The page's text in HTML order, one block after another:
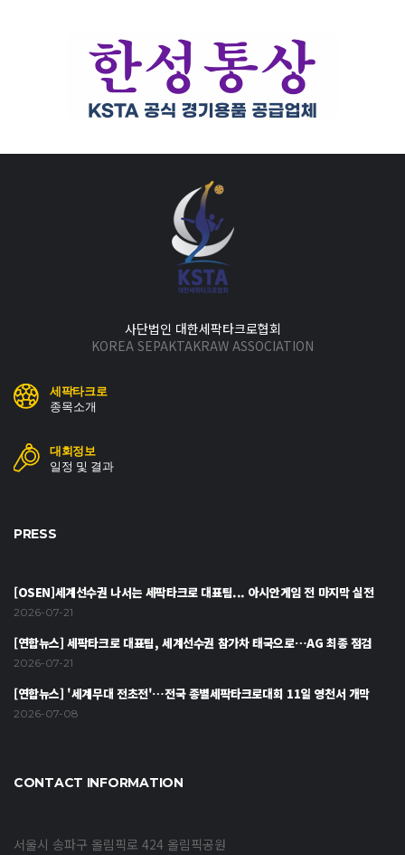
사단법인 대한세팍타크로협회
KOREA SEPAKTAKRAW ASSOCIATION
세팍타크로
종목소개
대회정보
일정 및 결과
PRESS
[OSEN]세계선수권 나서는 세팍타크로 대표팀... 아시안게임 전 마지막 실전
2026-07-21
[연합뉴스] 세팍타크로 대표팀, 세계선수권 참가차 태국으로…AG 최종 점검
2026-07-21
[연합뉴스] '세계무대 전초전'…전국 종별세팍타크로대회 11일 영천서 개막
2026-07-08
CONTACT INFORMATION
서울시 송파구 올림픽로 424 올림픽공원